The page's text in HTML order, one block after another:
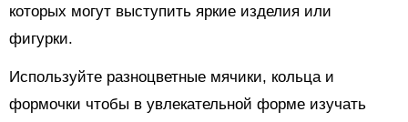
которых могут выступить яркие изделия или
фигурки.
Используйте разноцветные мячики, кольца и
формочки чтобы в увлекательной форме изучать